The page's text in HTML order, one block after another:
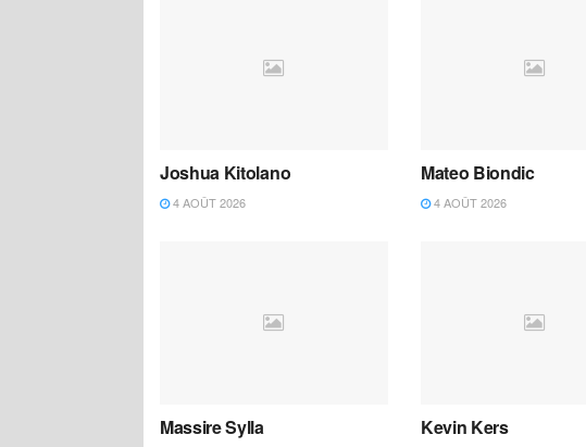
Joshua Kitolano
4 AOÛT 2026
Mateo Biondic
4 AOÛT 2026
Massire Sylla Kevin Kers